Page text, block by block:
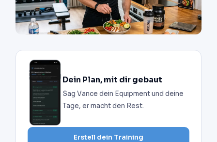
Dein Plan, mit dir gebaut
Sag Vance dein Equipment und deine
Tage, er macht den Rest.
Erstell dein Training